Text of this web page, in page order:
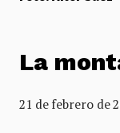
La
21 de febrero de